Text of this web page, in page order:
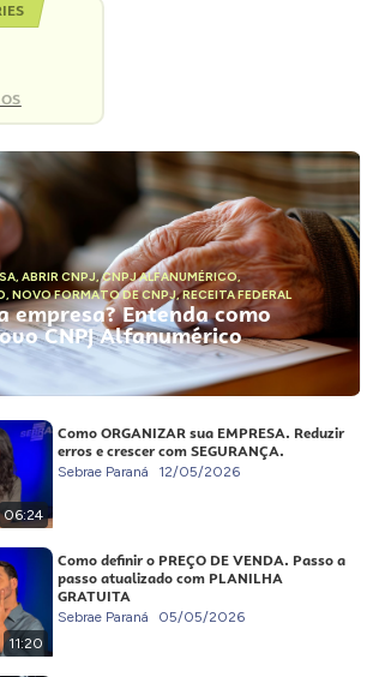
, ABRIR CNPJ,CNPJ ALFANUMÉRICO,
, NOVO FORMATO DE CNPJ,RECEITA FEDERAL
empresa? Entenda como
CNPJ Alfanumérico
06:24
Como ORGANIZAR sua EMPRESA. Reduzir
erros e crescer com SEGURANÇA.
Sebrae Paraná 12/05/2026
11:20
Como definir o PREÇO DE VENDA. Passo a
passo atualizado com PLANILHA
GRATUITA
Sebrae Paraná 05/05/2026